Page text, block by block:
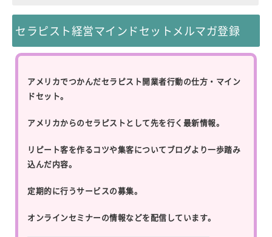
セラピスト経営マインドセットメルマガ登録
アメリカでつかんだセラピスト開業者行動の仕方・マイン
ドセット。
アメリカからのセラピストとして先を行く最新情報。
リピート客を作るコツや集客についてブログより一歩踏み
込んだ内容。
定期的に行うサービスの募集。
オンラインセミナーの情報などを配信しています。